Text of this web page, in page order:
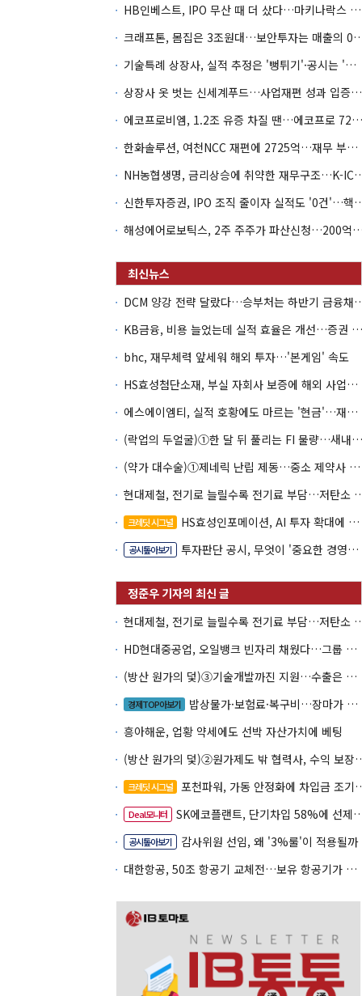
HB인베스트, IPO 무산 때 더 샀다…마키나락스 투자 2.7배 회수
크래프톤, 몸집은 3조원대…
기술특례 상장사, 실적 추정은 '뻥튀기'·공시는 '누락'
상장사 옷 벗는 신세계푸드…사업재편 성과 입증할까
에코프로비엠, 1.2조 유증 차질 땐…에코프로 7270억 '독박'
한화솔루션, 여천NCC 재편에 2725억…재무 부담 커지나
NH농협생명, 금리상승에 취
신한투자증권, IPO 조직 줄
해성에어로보틱스, 2주 주주가 파산
DCM 양강 전략 달랐다
KB금융, 비용 늘었는데 실적 효율은 개선…증권 호황 효과
bhc, 재무체력 앞세워 해외 투자…'본게임' 속도
HS효성첨단소재, 부실 자회사 보증에 해외 사업까지…부담 '가중'
에스에이엠티, 실적 호황에도 마르는 '현금'…재고·달러빚 부담 확대
(락업의 두얼굴)①한 달 뒤 풀리는 FI 물량…새내기주 오버행 경계
(약가 대수술)①제네릭 난립 제동…중소 제약사 수익성 비상
현대제철, 전기로 늘릴수록
크레딧 시그널 HS효성인포메이션, AI 투자 확대에 실적 체력 강화
공시톺아보기 투자판단 공시, 무엇이 '중요한 경영사항'일까
현대제철, 전기로 늘릴수록
HD현대중공업, 오일뱅크 빈자리 채웠다…그룹 배당 핵심축 부상
(방산 원가의 덫)③기술개발까진 지원…수출은 각자도생
경제TOP아보기
밥상물가·보험료·복구비…장마가 내미는 청구서
흥아해운, 업황 약세에도 선박 자산가치에 베팅
(방산 원가의 덫)②원가제
크레딧 시그널 포천파워, 가동 안정화에 차입금 조기상환 속도
Deal모니터 SK에코플랜트, 단기차입 58%에 선제 차환 카드
공시톺아보기
감사위원 선임, 왜 '3%룰'이 적용될까
대한항공, 50조 항공기 교체전…보유 항공기가 조달 카드